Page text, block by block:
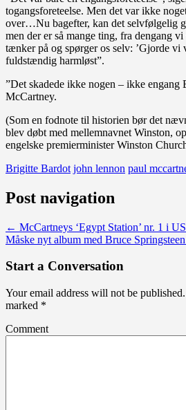
togangsforeteelse. Men det var ikke
over…Nu bagefter, kan det selvfølgelig
men der er så mange ting, fra dengang
tænker på og spørger os selv: ’Gjorde vi
fuldstændig harmløst”.
”Det skadede ikke nogen – ikke engang
McCartney.
(Som en fodnote til historien bør det
blev døbt med mellemnavnet Winston,
engelske premierminister Winston
Brigitte Bardot john lennon paul
Post navigation
← McCartneys ‘Egypt Station’ nr. 1 i
Måske nyt album med Bruce
Start a Conversation
Your email address will not be published.
marked *
Comment